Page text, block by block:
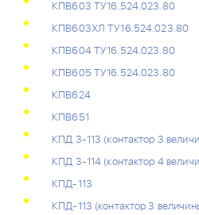
КПВ603 ТУ16.524.023.80
КПВ603ХЛ ТУ16.524.023.80
КПВ604 ТУ16.524.023.80
КПВ605 ТУ16.524.023.80
КПВ624
КПВ651
КПД 3-113 (контактор 3
КПД 3-114 (контактор 4
КПД-113
КПД-113 (контактор 3